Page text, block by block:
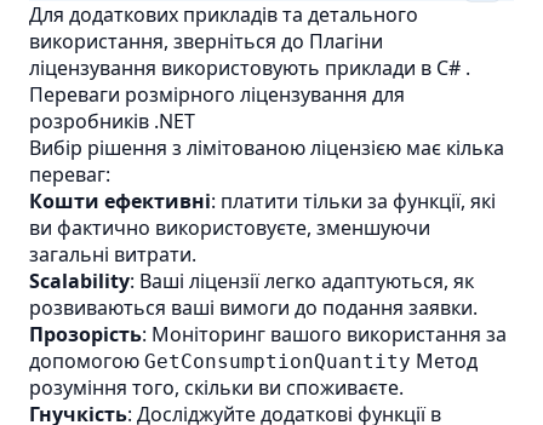
Для додаткових прикладів та детального
використання, зверніться до Плагіни
ліцензування використовують приклади в C# .
Переваги розмірного ліцензування для
розробників .NET
Вибір рішення з лімітованою ліцензією має кілька
переваг:
Кошти ефективні: платити тільки за функції, які
ви фактично використовуєте, зменшуючи
загальні витрати.
Scalability: Ваші ліцензії легко адаптуються, як
розвиваються ваші вимоги до подання заявки.
Прозорість: Моніторинг вашого використання за
допомогою GetConsumptionQuantity Метод
розуміння того, скільки ви споживаєте.
Гнучкість: Досліджуйте додаткові функції в